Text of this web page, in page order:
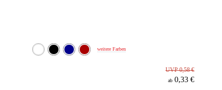
weitere Farben
UVP 0,58 €
ab 0,33 €